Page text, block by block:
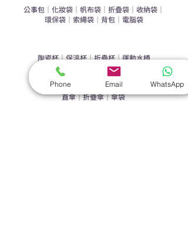
公事包｜ 化妝袋｜ 帆布袋｜ 折疊袋｜ 收納袋｜
環保袋｜ 索繩袋｜ 背包｜ 電腦袋
陶瓷杯｜保溫杯｜折疊杯｜運動水樽
直傘｜折疊傘｜傘袋
Phone Email WhatsApp